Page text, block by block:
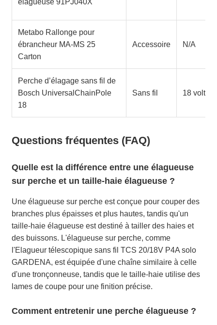
Metabo Rallonge pour
ébrancheur MA-MS 25
Carton
Accessoire N/A
Perche d’élagage sans fil de
Bosch UniversalChainPole
18
Sans fil 18 volts
Questions fréquentes (FAQ)
Quelle est la différence entre une élagueuse
sur perche et un taille-haie élagueuse ?
Une élagueuse sur perche est conçue pour couper des
branches plus épaisses et plus hautes, tandis qu'un
taille-haie élagueuse est destiné à tailler des haies et
des buissons. L'élagueuse sur perche, comme
l'Elagueur télescopique sans fil TCS 20/18V P4A solo
GARDENA, est équipée d'une chaîne similaire à celle
d'une tronçonneuse, tandis que le taille-haie utilise des
lames de coupe pour une finition précise.
Comment entretenir une perche élagueuse ?